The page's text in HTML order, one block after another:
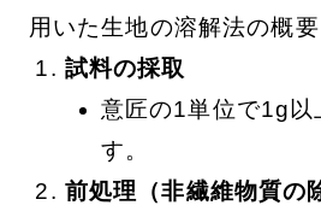
用いた生地の溶解法の概要
試料の採取
意匠の1単位で1g以
す。
前処理（非繊維物質の